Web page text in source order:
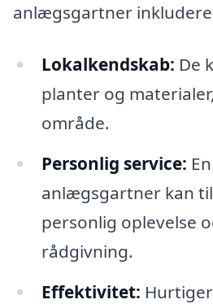
anlægsgartner
Lokalkendskab: De
planter og
område.
Personlig service:
anlægsgartner kan
personlig oplevelse
rådgivning.
Effektivitet: